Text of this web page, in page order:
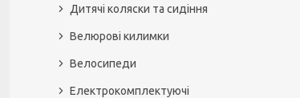
Дитячі коляски та сидіння
Велюрові килимки
Велосипеди
Електрокомплектуючі